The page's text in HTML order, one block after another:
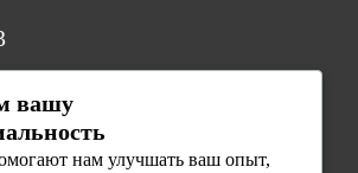
sh., Olmazor tumani
вашу
нам улучшать ваш опыт,